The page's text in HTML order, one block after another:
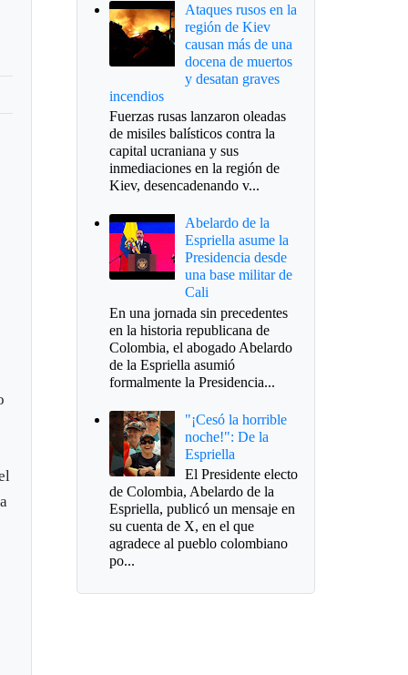
Ataques rusos en la
región de Kiev
causan más de una
docena de muertos
y desatan graves
incendios
Fuerzas rusas lanzaron oleadas
de misiles balísticos contra la
capital ucraniana y sus
inmediaciones en la región de
Kiev, desencadenando v...
Abelardo de la
Espriella asume la
Presidencia desde
una base militar de
Cali
En una jornada sin precedentes
en la historia republicana de
Colombia, el abogado Abelardo
de la Espriella asumió
formalmente la Presidencia...
"¡Cesó la horrible
noche!": De la
Espriella
El Presidente electo
de Colombia, Abelardo de la
Espriella, publicó un mensaje en
su cuenta de X, en el que
agradece al pueblo colombiano
po...